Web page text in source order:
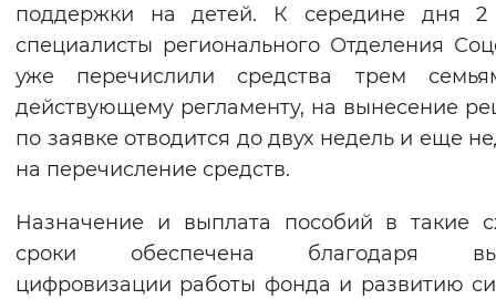
Монохромный Инверсивный
Синий фон
Изображения
Включены
Звуковой ассистент
Воспроизвести Остановить
поддержки на детей. К середине дня
специалисты регионального Отделения
уже перечислили средства трем
действующему регламенту, на вынесение
по заявке отводится до двух недель и еще
на перечисление средств.
Назначение и выплата пособий в такие
сроки обеспечена благодаря
цифровизации работы фонда и развитию